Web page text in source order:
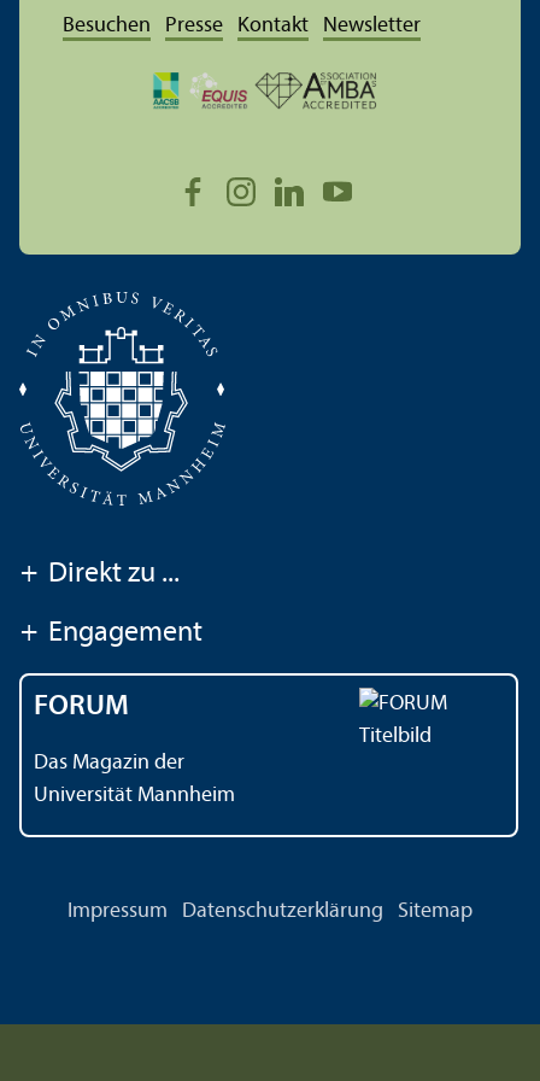
Besuchen Presse Kontakt Newsletter
+ Direkt zu ...
+ Engagement
FORUM
Das Magazin der
Universität Mannheim
Impressum Datenschutz­erklärung Sitemap